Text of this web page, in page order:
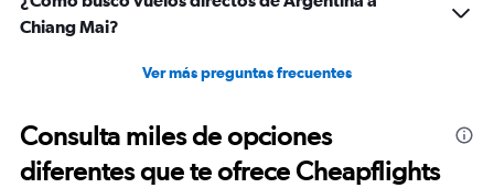
Chiang Mai?
Ver más preguntas frecuentes
Consulta miles de opciones
diferentes que te ofrece Cheapflights